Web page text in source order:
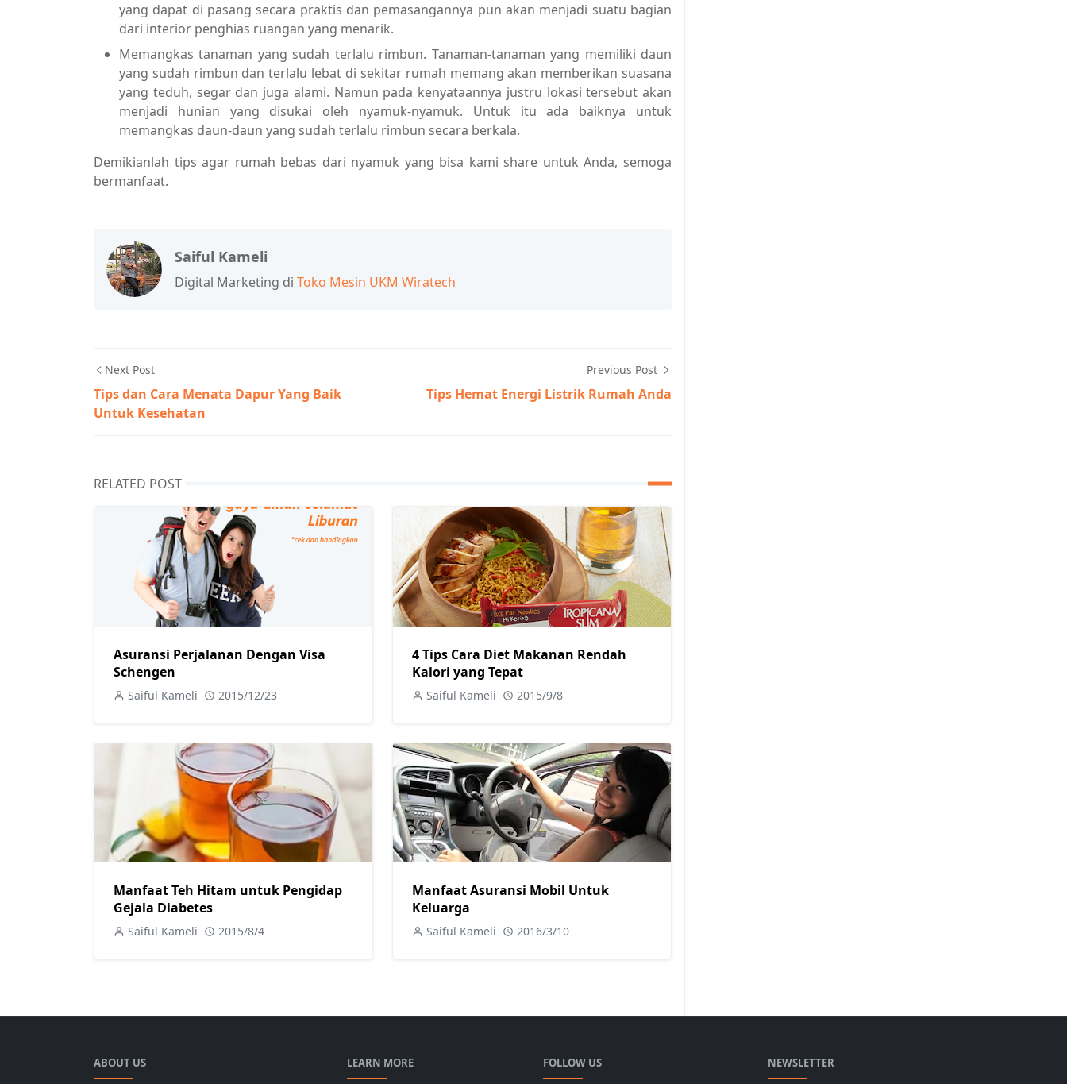
yang dapat di pasang secara praktis dan pemasangannya pun akan menjadi suatu bagian
dari interior penghias ruangan yang menarik.
Memangkas tanaman yang sudah terlalu rimbun. Tanaman-tanaman yang memiliki daun
yang sudah rimbun dan terlalu lebat di sekitar rumah memang akan memberikan suasana
yang teduh, segar dan juga alami. Namun pada kenyataannya justru lokasi tersebut akan
menjadi hunian yang disukai oleh nyamuk-nyamuk. Untuk itu ada baiknya untuk
memangkas daun-daun yang sudah terlalu rimbun secara berkala.
Demikianlah tips agar rumah bebas dari nyamuk yang bisa kami share untuk Anda, semoga
bermanfaat.
Saiful Kameli
Digital Marketing di Toko Mesin UKM Wiratech
Next Post
Tips dan Cara Menata Dapur Yang Baik
Untuk Kesehatan
Previous Post
Tips Hemat Energi Listrik Rumah Anda
RELATED POST
Asuransi Perjalanan Dengan Visa
Schengen
Saiful Kameli 2015/12/23
4 Tips Cara Diet Makanan Rendah
Kalori yang Tepat
Saiful Kameli 2015/9/8
Manfaat Teh Hitam untuk Pengidap
Gejala Diabetes
Saiful Kameli 2015/8/4
Manfaat Asuransi Mobil Untuk
Keluarga
Saiful Kameli 2016/3/10
ABOUT US LEARN MORE FOLLOW US NEWSLETTER